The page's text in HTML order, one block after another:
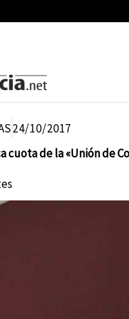
24/10/2017
cuota de la «Unión de